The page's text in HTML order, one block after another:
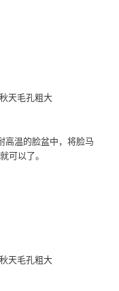
天毛孔粗大
高温的脸盆中，将脸马
可以了。
天毛孔粗大